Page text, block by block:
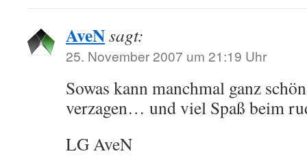
AveNsagt:
25. November 2007 um 21:19 Uhr
Sowas kann manchmal ganz
verzagen… und viel Spaß beim
LG AveN